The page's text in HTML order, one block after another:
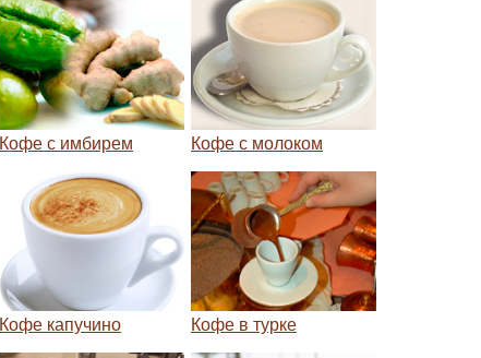
Кофе с имбирем Кофе с молоком
Кофе капучино Кофе в турке